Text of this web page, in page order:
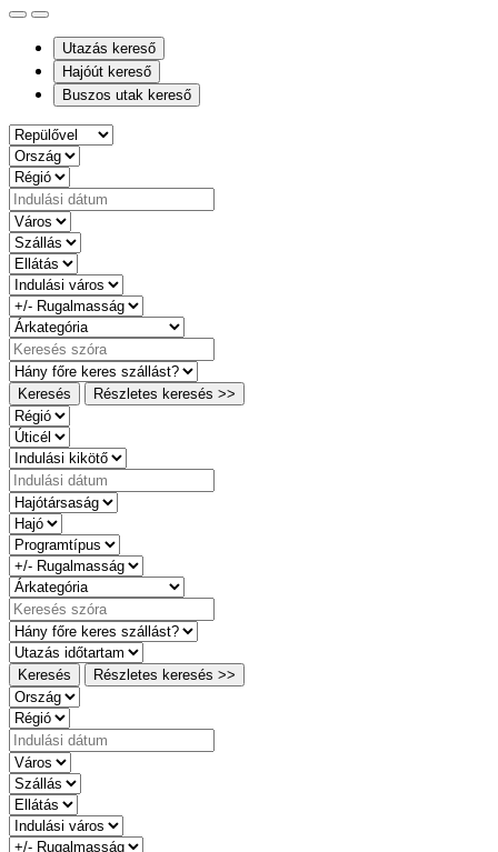
Utazás kereső
Hajóút kereső
Buszos utak kereső
Keresés Részletes keresés >>
Keresés Részletes keresés >>